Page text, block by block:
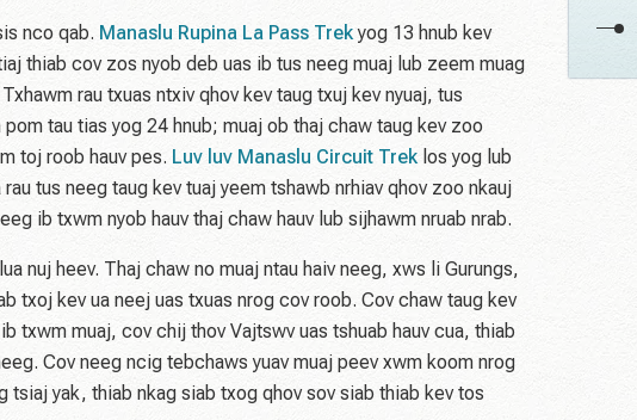
nco qab. Manaslu Rupina La Pass Trekyog 13 hnub kev
thiab cov zos nyob deb uas ib tus neeg muaj lub zeem muag
rau txuas ntxiv qhov kev taug txuj kev nyuaj, tus
pom tau tias yog 24 hnub; muaj ob thaj chaw taug kev zoo
toj roob hauv pes. Luv luv Manaslu Circuit Treklos yog lub
tus neeg taug kev tuaj yeem tshawb nrhiav qhov zoo nkauj
ib txwm nyob hauv thaj chaw hauv lub sijhawm nruab nrab.
nuj heev. Thaj chaw no muaj ntau haiv neeg, xws li Gurungs,
txoj kev ua neej uas txuas nrog cov roob. Cov chaw taug kev
txwm muaj, cov chij thov Vajtswv uas tshuab hauv cua, thiab
Cov neeg ncig tebchaws yuav muaj peev xwm koom nrog
yak, thiab nkag siab txog qhov sov siab thiab kev tos